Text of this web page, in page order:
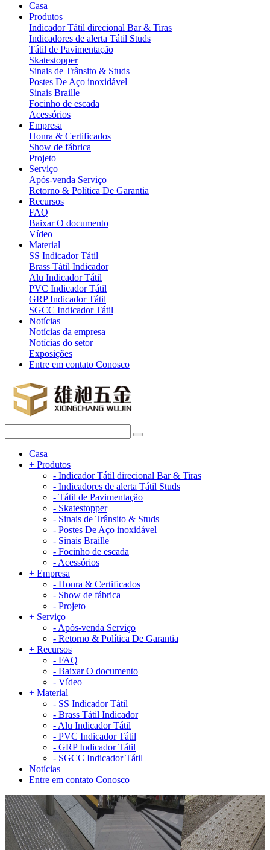
Casa
Produtos
Indicador Tátil direcional Bar & Tiras
Indicadores de alerta Tátil Studs
Tátil de Pavimentação
Skatestopper
Sinais de Trânsito & Studs
Postes De Aço inoxidável
Sinais Braille
Focinho de escada
Acessórios
Empresa
Honra & Certificados
Show de fábrica
Projeto
Serviço
Após-venda Serviço
Retorno & Política De Garantia
Recursos
FAQ
Baixar O documento
Vídeo
Material
SS Indicador Tátil
Brass Tátil Indicador
Alu Indicador Tátil
PVC Indicador Tátil
GRP Indicador Tátil
SGCC Indicador Tátil
Notícias
Notícias da empresa
Notícias do setor
Exposições
Entre em contato Conosco
Casa
+ Produtos
- Indicador Tátil direcional Bar & Tiras
- Indicadores de alerta Tátil Studs
- Tátil de Pavimentação
- Skatestopper
- Sinais de Trânsito & Studs
- Postes De Aço inoxidável
- Sinais Braille
- Focinho de escada
- Acessórios
+ Empresa
- Honra & Certificados
- Show de fábrica
- Projeto
+ Serviço
- Após-venda Serviço
- Retorno & Política De Garantia
+ Recursos
- FAQ
- Baixar O documento
- Vídeo
+ Material
- SS Indicador Tátil
- Brass Tátil Indicador
- Alu Indicador Tátil
- PVC Indicador Tátil
- GRP Indicador Tátil
- SGCC Indicador Tátil
Notícias
Entre em contato Conosco